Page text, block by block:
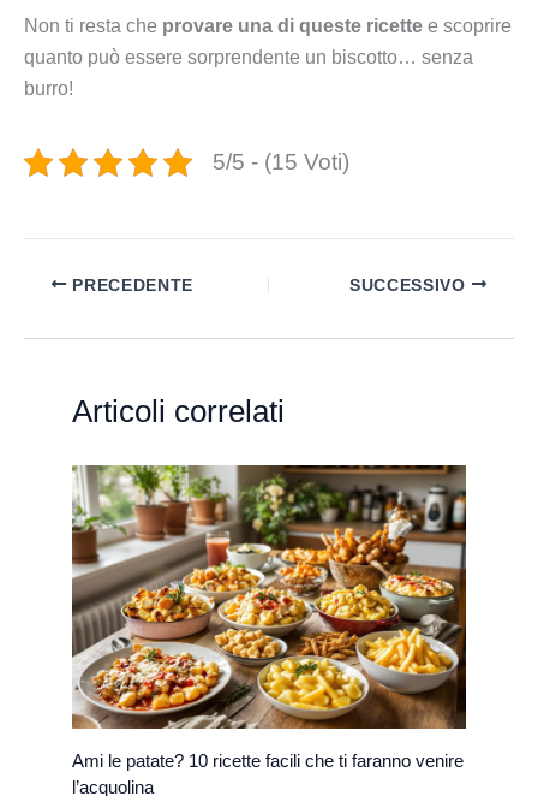
Non ti resta che provare una di queste ricette e scoprire
quanto può essere sorprendente un biscotto… senza
burro!
5/5 - (15 Voti)
PRECEDENTE SUCCESSIVO
Articoli correlati
Ami le patate? 10 ricette facili che ti faranno venire
l’acquolina